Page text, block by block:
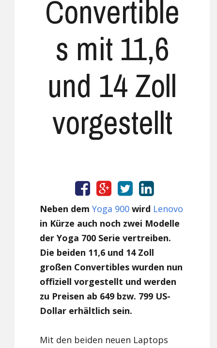
Convertible
s mit 11,6
und 14 Zoll
vorgestellt
Neben demYoga 900 wird Lenovo
in Kürze auch noch zwei Modelle
der Yoga 700 Serie vertreiben.
Die beiden 11,6 und 14 Zoll
großen Convertibles wurden nun
offiziell vorgestellt und werden
zu Preisen ab 649 bzw. 799 US-
Dollar erhältlich sein.
Mit den beiden neuen Laptops